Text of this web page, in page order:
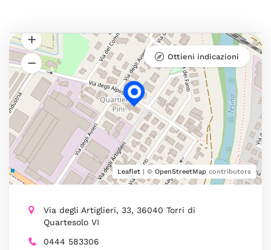
Leaflet | © OpenStreetMap contributors
Ottieni indicazioni
Via degli Artiglieri, 33, 36040 Torri di
Quartesolo VI
0444 583306